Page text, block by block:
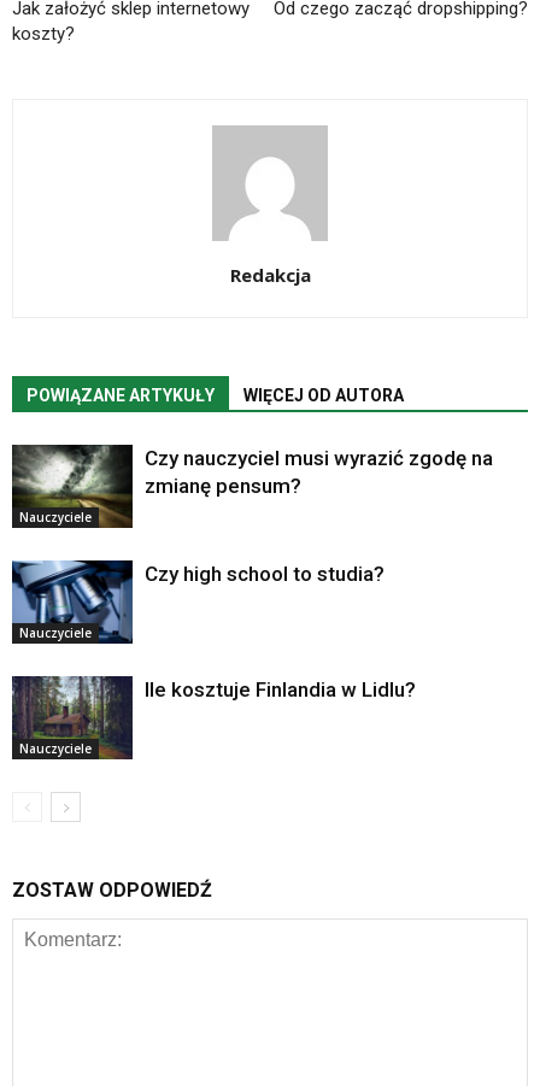
Jak założyć sklep internetowy
koszty?
Od czego zacząć dropshipping?
Redakcja
POWIĄZANE ARTYKUŁY WIĘCEJ OD AUTORA
Nauczyciele
Czy nauczyciel musi wyrazić zgodę na
zmianę pensum?
Nauczyciele
Czy high school to studia?
Nauczyciele
Ile kosztuje Finlandia w Lidlu?
ZOSTAW ODPOWIEDŹ